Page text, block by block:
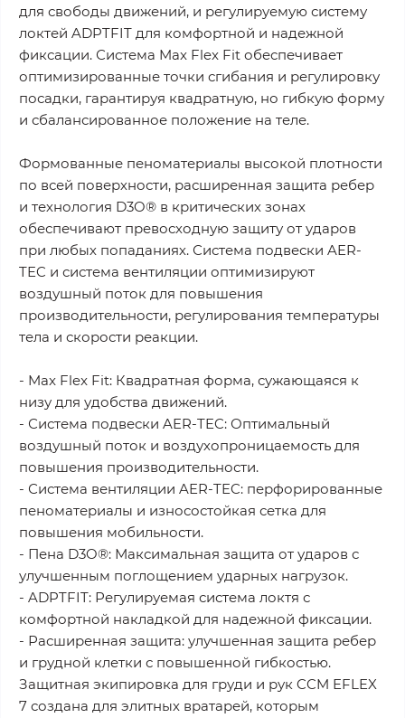
для свободы движений, и регулируемую систему
локтей ADPTFIT для комфортной и надежной
фиксации. Система Max Flex Fit обеспечивает
оптимизированные точки сгибания и регулировку
посадки, гарантируя квадратную, но гибкую форму
и сбалансированное положение на теле.
Формованные пеноматериалы высокой плотности
по всей поверхности, расширенная защита ребер
и технология D3O® в критических зонах
обеспечивают превосходную защиту от ударов
при любых попаданиях. Система подвески AER-
TEC и система вентиляции оптимизируют
воздушный поток для повышения
производительности, регулирования температуры
тела и скорости реакции.
- Max Flex Fit: Квадратная форма, сужающаяся к
низу для удобства движений.
- Система подвески AER-TEC: Оптимальный
воздушный поток и воздухопроницаемость для
повышения производительности.
- Система вентиляции AER-TEC: перфорированные
пеноматериалы и износостойкая сетка для
повышения мобильности.
- Пена D3O®: Максимальная защита от ударов с
улучшенным поглощением ударных нагрузок.
- ADPTFIT: Регулируемая система локтя с
комфортной накладкой для надежной фиксации.
- Расширенная защита: улучшенная защита ребер
и грудной клетки с повышенной гибкостью.
Защитная экипировка для груди и рук CCM EFLEX
7 создана для элитных вратарей, которым